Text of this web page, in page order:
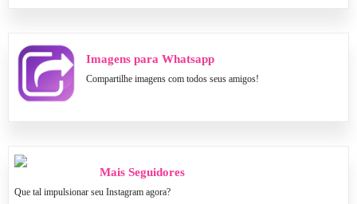
Imagens para Whatsapp
Compartilhe imagens com todos seus amigos!
Mais Seguidores
Que tal impulsionar seu Instagram agora?